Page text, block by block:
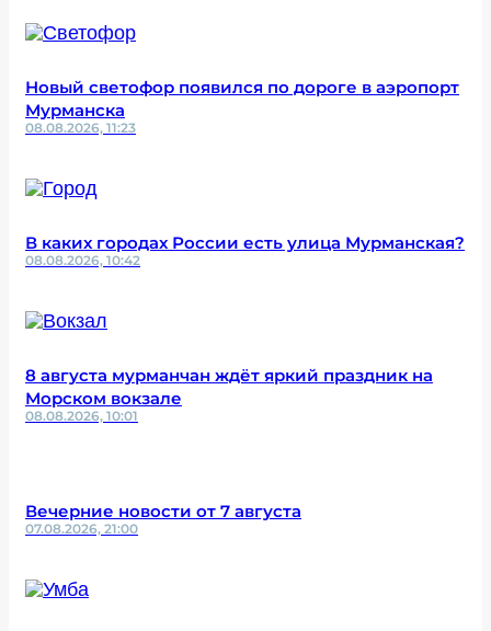
Новый светофор появился по дороге в аэропорт
Мурманска
08.08.2026, 11:23
В каких городах России есть улица Мурманская?
08.08.2026, 10:42
8 августа мурманчан ждёт яркий праздник на
Морском вокзале
08.08.2026, 10:01
Вечерние новости от 7 августа
07.08.2026, 21:00